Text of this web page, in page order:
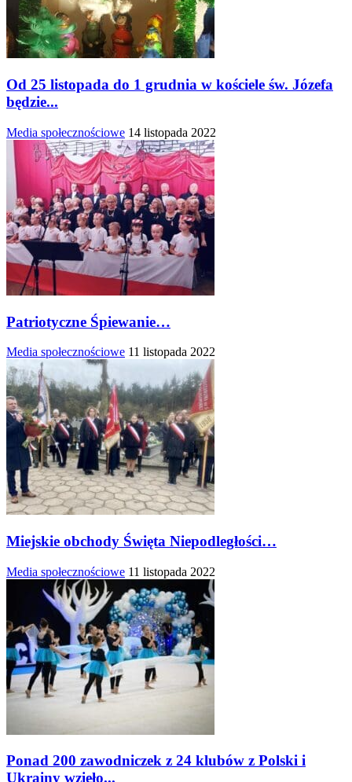
Od 25 listopada do 1 grudnia w kościele św. Józefa
będzie...
Media społecznościowe 14 listopada 2022
Patriotyczne Śpiewanie…
Media społecznościowe 11 listopada 2022
Miejskie obchody Święta Niepodległości…
Media społecznościowe 11 listopada 2022
Ponad 200 zawodniczek z 24 klubów z Polski i
Ukrainy wzięło...